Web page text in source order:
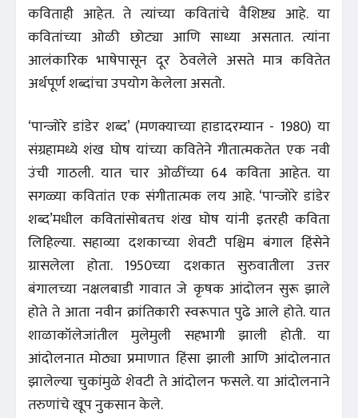
कविताही आहेत. ते त्यांच्या कवितांचे वैशिष्ट्य आहे. या
कवितांच्या ओळी छोट्या आणि साध्या असतात. त्यांना
आलंकारिक भाषेपासून दूर ठेवलेले असते मात्र कवितेत
अर्थपूर्ण शब्दांचा उपयोग केलेला असतो.
‘पान्जोरे डांडेर शब्द’ (मणक्याच्या हाडादरम्यान - 1980) या
संग्रहामध्ये शंख घोष यांच्या कवितेने गीतात्मकतेत एक नवी
उंची गाठली. यात चार ओळींच्या 64 कविता आहेत. या
सगळ्या कवितांत एक संगीतात्मक लय आहे. ‘पान्जोरे डांडेर
शब्द’मधील कवितांसोबतच शंख घोष यांनी इतरही कविता
लिहिल्या. सहाव्या दशकाच्या शेवटी पश्चिम बंगाल हिंसेने
ग्रासलेला होता. 1950च्या दशकात सुरुवातीला उत्तर
बंगालच्या नक्षलबाडी गावात जे कृषक आंदोलन सुरू झाले
होते ते आता नवीन क्रांतिकारी स्वरूपात पुढे आले होते. यात
शाळाकॉलेजांतील मुलेमुली सहभागी झाली होती. या
आंदोलनात मोठ्या प्रमाणात हिंसा झाली आणि आंदोलनात
झालेल्या चुकांमुळे शेवटी ते आंदोलन फसले. या आंदोलनाने
तरुणांचे खूप नुकसान केले.